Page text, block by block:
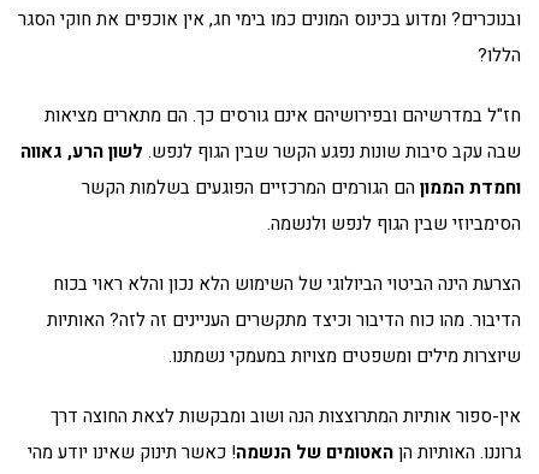
ובנוכרים? ומדוע בכינוס המונים כמו בימי חג, אין אוכפים את חוקי הסגר
הללו?
חז"ל במדרשיהם ובפירושיהם אינם גורסים כך. הם מתארים מציאות
שבה עקב סיבות שונות נפגע הקשר שבין הגוף לנפש. לשון הרע, גאווה
וחמדת הממון הם הגורמים המרכזיים הפוגעים בשלמות הקשר
הסימביוזי שבין הגוף לנפש ולנשמה.
הצרעת הינה הביטוי הביולוגי של השימוש הלא נכון והלא ראוי בכוח
הדיבור. מהו כוח הדיבור וכיצד מתקשרים העניינים זה לזה? האותיות
שיוצרות מילים ומשפטים מצויות במעמקי נשמתנו.
אין-ספור אותיות המתרוצצות הנה ושוב ומבקשות לצאת החוצה דרך
גרוננו. האותיות הןהאטומים של הנשמה! כאשר תינוק שאינו יודע מהי